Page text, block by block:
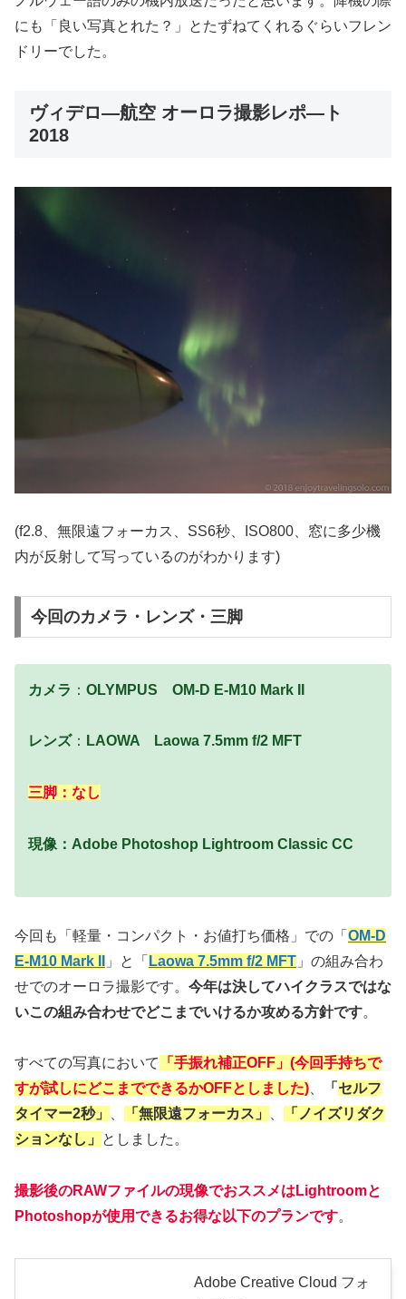
にも「良い写真とれた？」とたずねてくれるぐらいフレン
ドリーでした。
ヴィデロ―航空 オーロラ撮影レポ―ト
2018
(f2.8、無限遠フォーカス、SS6秒、ISO800、窓に多少機
内が反射して写っているのがわかります)
今回のカメラ・レンズ・三脚
カメラ ： OLYMPUS OM-D E-M10 Mark II
レンズ ： LAOWA Laowa 7.5mm f/2 MFT
三脚：なし
現像：Adobe Photoshop Lightroom Classic CC
今回も「軽量・コンパクト・お値打ち価格」での「 OM-D
E-M10 Mark II
」と「 Laowa 7.5mm f/2 MFT 」の組み合わ
せでのオーロラ撮影です。 今年は決してハイクラスではな
いこの組み合わせでどこまでいけるか攻める方針です。
すべての写真において
「手振れ補正OFF」(今回手持ちで
すが試しにどこまでできるかOFFとしました)、 「 セルフ
タイマー2秒」
、 「無限遠フォーカス」 、
「ノイズリダク
ションなし」
としました。
撮影後のRAWファイルの現像でおススメはLightroomと
Photoshopが使用できるお得な以下のプランです。
Adobe Creative Cloud フォ